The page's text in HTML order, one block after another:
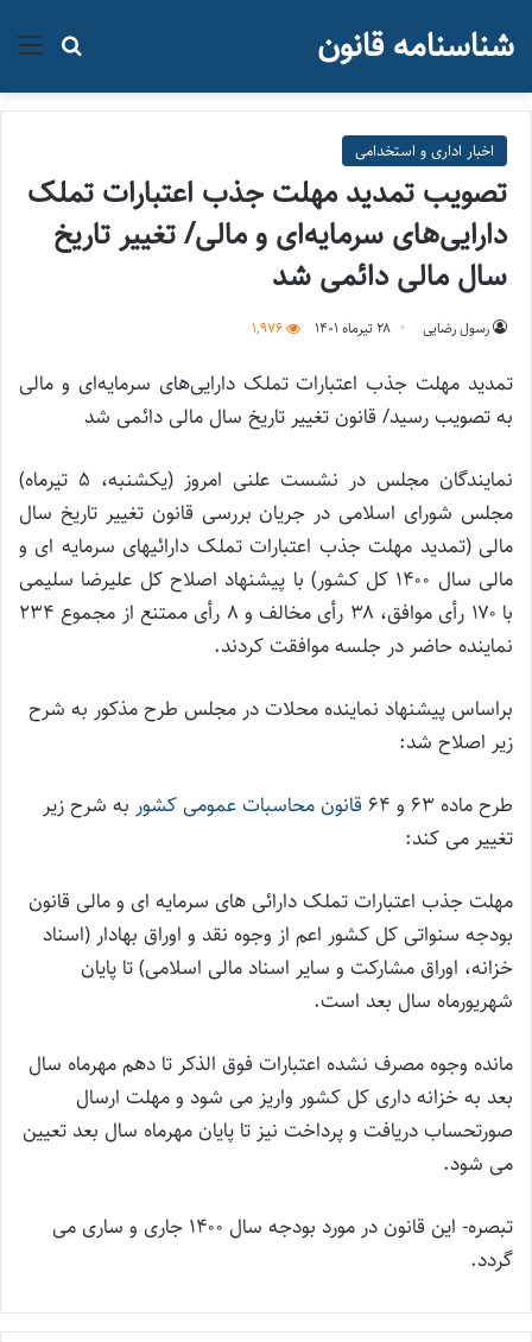
جستجو شناسنامه قانون
اخبار اداری و استخدامی
تصویب تمدید مهلت جذب اعتبارات تملک
دارایی‌های سرمایه‌ای و مالی/ تغییر تاریخ
سال مالی دائمی شد
رسول رضایی ۲۸ تیر‌ماه ۱۴۰۱ 1,976
تمدید مهلت جذب اعتبارات تملک دارایی‌های سرمایه‌ای و مالی
به تصویب رسید/ قانون تغییر تاریخ سال مالی دائمی شد
نمایندگان مجلس در نشست علنی امروز (یکشنبه، ۵ تیرماه)
مجلس شورای اسلامی در جریان بررسی قانون تغییر تاریخ سال
مالی (تمدید مهلت جذب اعتبارات تملک دارائیهای سرمایه ای و
مالی سال ۱۴۰۰ کل کشور) با پیشنهاد اصلاح کل علیرضا سلیمی
با ۱۷۰ رأی موافق، ۳۸ رأی مخالف و ۸ رأی ممتنع از مجموع ۲۳۴
نماینده حاضر در جلسه موافقت کردند.
براساس پیشنهاد نماینده محلات در مجلس طرح مذکور به شرح
زیر اصلاح شد:
طرح ماده ۶۳ و ۶۴ قانون محاسبات عمومی کشور به شرح زیر
تغییر می کند:
مهلت جذب اعتبارات تملک دارائی های سرمایه ای و مالی قانون
بودجه سنواتی کل کشور اعم از وجوه نقد و اوراق بهادار (اسناد
خزانه، اوراق مشارکت و سایر اسناد مالی اسلامی) تا پایان
شهریور‌ماه سال بعد است.
مانده وجوه مصرف نشده اعتبارات فوق الذکر تا دهم مهرماه سال
بعد به خزانه داری کل کشور واریز می شود و مهلت ارسال
صورتحساب دریافت و پرداخت نیز تا پایان مهرماه سال بعد تعیین
می شود.
تبصره- این قانون در مورد بودجه سال ۱۴۰۰ جاری و ساری می
گردد.